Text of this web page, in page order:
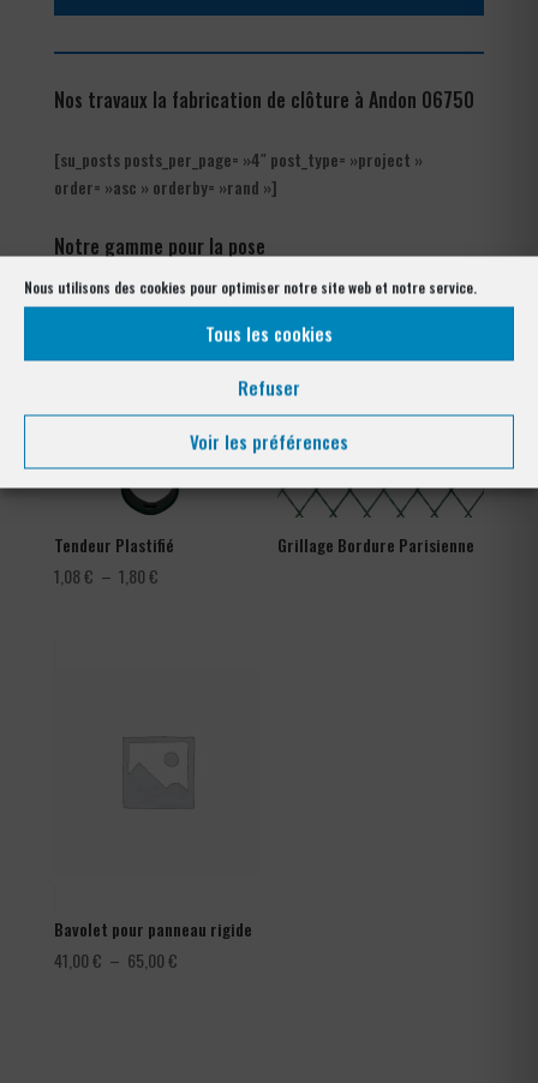
Nous utilisons des cookies pour optimiser notre site web et notre service.
Tous les cookies
Refuser
Voir les préférences
Nos travaux la fabrication de clôture à Andon 06750
[su_posts posts_per_page= »4″ post_type= »project »
order= »asc » orderby= »rand »]
Notre gamme pour la pose
à Andon 06750
Tendeur Plastifié
1,08€ – 1,80€Plage
Grillage Bordure Parisienne
Bavolet pour panneau rigide
41,00€ – 65,00€Plage